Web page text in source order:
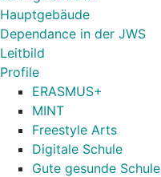
Hauptgebäude
Dependance in der JWS
Leitbild
Profile
ERASMUS+
MINT
Freestyle Arts
Digitale Schule
Gute gesunde Schule